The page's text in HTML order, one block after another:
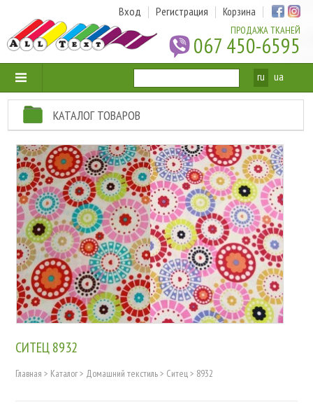
ПРОДАЖА ТКАНЕЙ
067 450-6595
Вход Регистрация Корзина
ru ua
КАТАЛОГ ТОВАРОВ
СИТЕЦ 8932
Главная > Каталог> Домашний текстиль> Ситец> 8932